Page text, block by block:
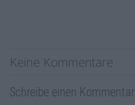
Keine Kommentare
Schreibe einen Kommentar